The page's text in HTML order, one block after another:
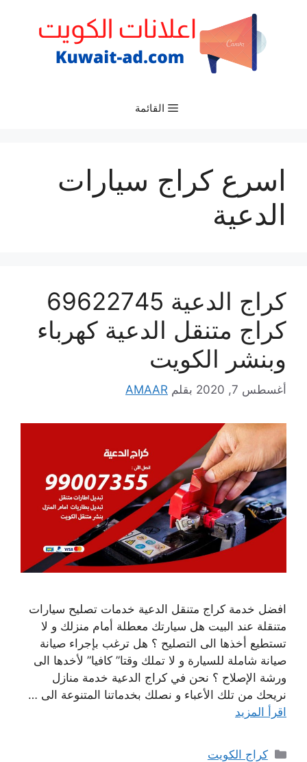
القائمة
اسرع كراج سيارات
الدعية
كراج الدعية 69622745
كراج متنقل الدعية كهرباء
وبنشر الكويت
أغسطس 7, 2020 بقلم AMAAR
افضل خدمة كراج متنقل الدعية خدمات تصليح سيارات
متنقلة عند البيت هل سيارتك معطلة أمام منزلك و لا
تستطيع أخذها الى التصليح ؟ هل ترغب بإجراء صيانة
صيانة شاملة للسيارة و لا تملك وقتا” كافيا” لأخدها الى
ورشة الإصلاح ؟ نحن في كراج الدعية خدمة منازل
نريحك من تلك الأعباء و نصلك بخدماتنا المتنوعة الى …
اقرأ المزيد
التصنيفات
كراج الكويت